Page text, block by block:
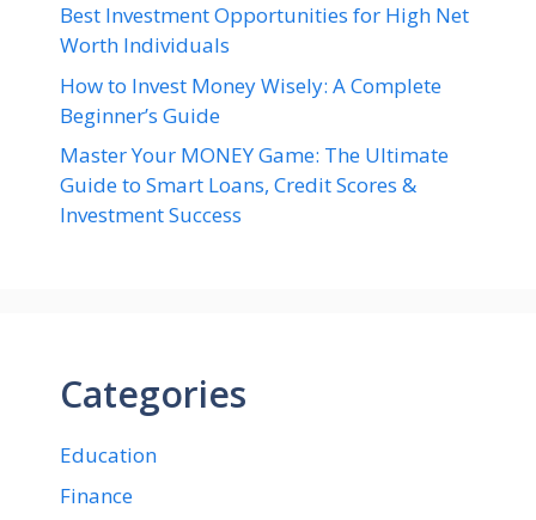
Best Investment Opportunities for High Net
Worth Individuals
How to Invest Money Wisely: A Complete
Beginner’s Guide
Master Your MONEY Game: The Ultimate
Guide to Smart Loans, Credit Scores &
Investment Success
Categories
Education
Finance